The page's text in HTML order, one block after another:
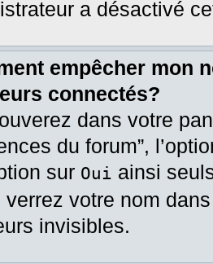
a désactivé
empêcher mon
connectés?
dans votre
du forum”,
sur Oui ainsi
verrez votre nom
invisibles.